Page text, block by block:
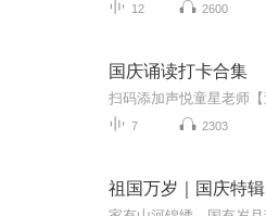
12 2600
国庆诵读打卡合集
7 2303
祖国万岁｜国庆特辑